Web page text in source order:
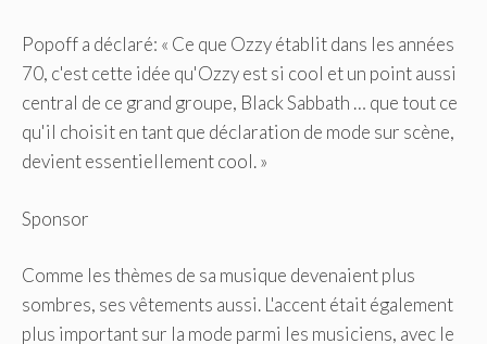
Popoff a déclaré: « Ce que Ozzy établit dans les années
70, c'est cette idée qu'Ozzy est si cool et un point aussi
central de ce grand groupe, Black Sabbath … que tout ce
qu'il choisit en tant que déclaration de mode sur scène,
devient essentiellement cool. »
Sponsor
Comme les thèmes de sa musique devenaient plus
sombres, ses vêtements aussi. L'accent était également
plus important sur la mode parmi les musiciens, avec le